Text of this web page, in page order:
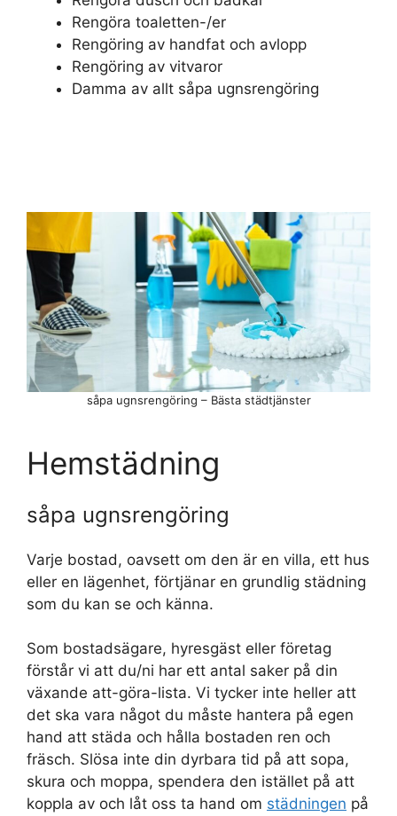
Rengöra toaletten-/er
Rengöring av handfat och avlopp
Rengöring av vitvaror
Damma av allt såpa ugnsrengöring
såpa ugnsrengöring – Bästa städtjänster
Hemstädning
såpa ugnsrengöring
Varje bostad, oavsett om den är en villa, ett hus
eller en lägenhet, förtjänar en grundlig städning
som du kan se och känna.
Som bostadsägare, hyresgäst eller företag
förstår vi att du/ni har ett antal saker på din
växande att-göra-lista. Vi tycker inte heller att
det ska vara något du måste hantera på egen
hand att städa och hålla bostaden ren och
fräsch. Slösa inte din dyrbara tid på att sopa,
skura och moppa, spendera den istället på att
koppla av och låt oss ta hand om städningen på